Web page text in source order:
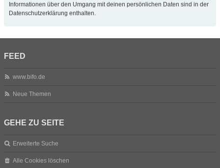
Informationen über den Umgang mit deinen persönlichen Daten sind in der
Datenschutzerklärung enthalten.
FEED
www.bifo.de
Neue Themen
GEHE ZU SEITE
Erweiterte Suche
Alle Cookies löschen